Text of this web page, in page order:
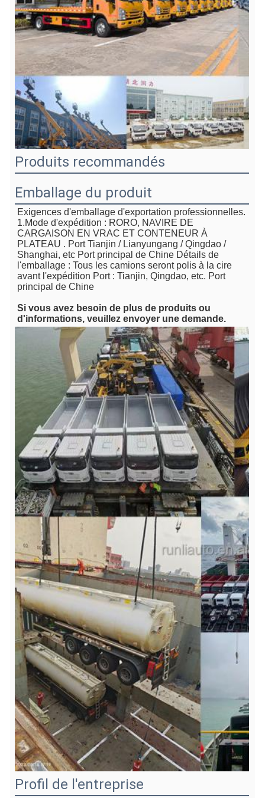
Produits recommandés
Emballage du produit
Exigences d'emballage d'exportation professionnelles.
1.Mode d'expédition : RORO, NAVIRE DE
CARGAISON EN VRAC ET CONTENEUR À
PLATEAU . Port Tianjin / Lianyungang / Qingdao /
Shanghai, etc Port principal de Chine Détails de
l'emballage : Tous les camions seront polis à la cire
avant l'expédition Port : Tianjin, Qingdao, etc. Port
principal de Chine
Si vous avez besoin de plus de produits ou
d'informations, veuillez envoyer une demande.
Profil de l'entreprise